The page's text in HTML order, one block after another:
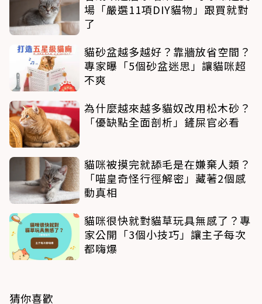
場「嚴選11項DIY貓物」跟買就對
了
貓砂盆越多越好？靠牆放省空間？
專家曝「5個砂盆迷思」讓貓咪超
不爽
為什麼越來越多貓奴改用松木砂？
「優缺點全面剖析」鏟屎官必看
貓咪被摸完就舔毛是在嫌棄人類？
「喵皇奇怪行徑解密」藏著2個感
動真相
貓咪很快就對貓草玩具無感了？專
家公開「3個小技巧」讓主子每次
都嗨爆
猜你喜歡